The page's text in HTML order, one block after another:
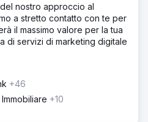
meno competitivi che
cliente e abbiamo convinto il
Il che ha funzionato e
investire in più gruppi di
le prime 1-3 posizioni per
principali.
anno sono state più di 300
sono state 650 vendite al
nostro approccio al
a stretto contatto con te per
il massimo valore per la tua
di servizi di marketing digitale
+46
+10